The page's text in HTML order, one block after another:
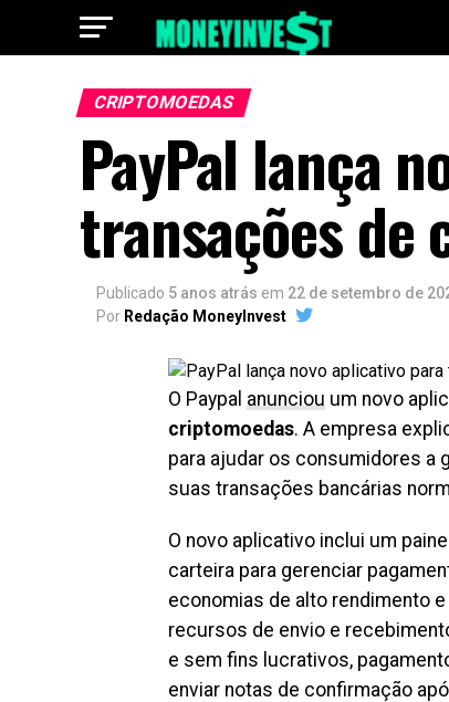
CRIPTOMOEDAS
PayPal lança
transações de
Publicado 5 anos atrás em 22 de setembro de
Por Redação MoneyInvest
O Paypal anunciou um novo
criptomoedas. A empresa
para ajudar os consumidores
suas transações bancárias
O novo aplicativo inclui um
carteira para gerenciar
economias de alto rendimento
recursos de envio e
e sem fins lucrativos,
enviar notas de confirmação